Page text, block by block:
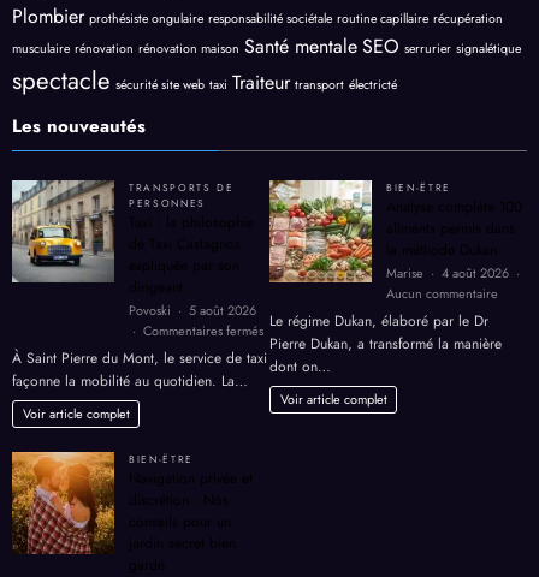
Plombier prothésiste ongulaire responsabilité sociétale routine capillaire récupération
musculaire rénovation rénovation maison Santé mentaleSEO serrurier signalétique
spectacle sécurité site web taxi Traiteur transport électricté
Les nouveautés
TRANSPORTS DE
PERSONNES
Taxi : la philosophie
de Taxi Castagnos
expliquée par son
dirigeant
Povoski
5 août 2026
Commentaires ferméssur
Taxi
la
philosophie
À Saint Pierre du Mont, le service de taxi
façonne la mobilité au quotidien. La…
Voir article complet
BIEN-ËTRE
Analyse complète 100
aliments permis dans
la méthode Dukan
Marise
4 août 2026
Aucun commentaire
100
Le régime Dukan, élaboré par le Dr
Pierre Dukan, a transformé la manière
dont on…
Voir article complet
BIEN-ËTRE
Navigation privée et
discrétion : Nos
conseils pour un
jardin secret bien
gardé